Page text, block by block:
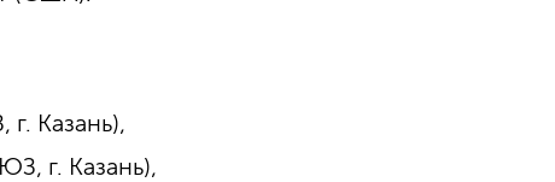
Казань),
г. Казань),